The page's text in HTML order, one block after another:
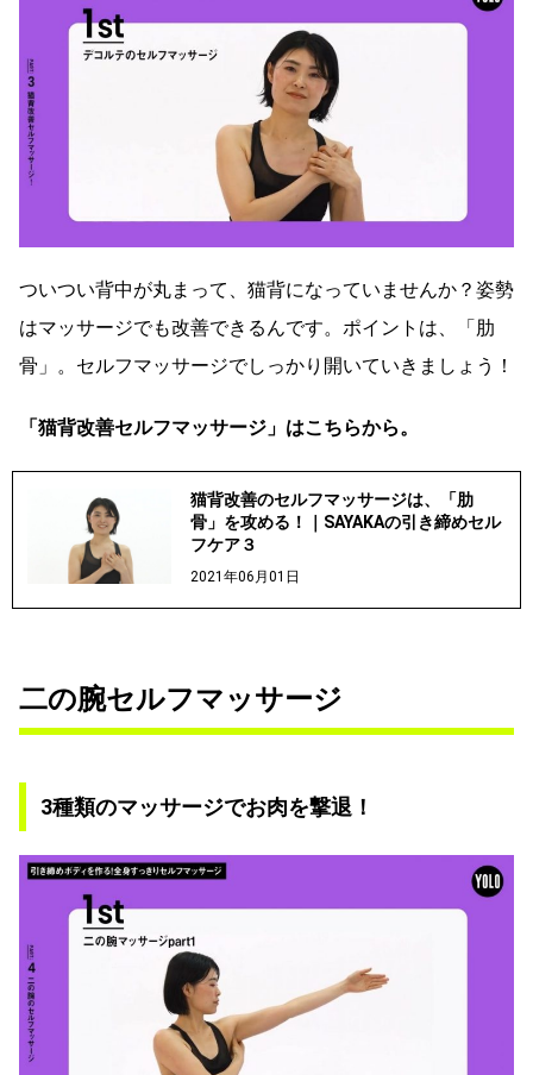
ついつい背中が丸まって、猫背になっていませんか？姿勢
はマッサージでも改善できるんです。ポイントは、「肋
骨」。セルフマッサージでしっかり開いていきましょう！
「猫背改善セルフマッサージ」はこちらから。
猫背改善のセルフマッサージは、「肋
骨」を攻める！｜SAYAKAの引き締めセル
フケア３
2021年06月01日
二の腕セルフマッサージ
3種類のマッサージでお肉を撃退！